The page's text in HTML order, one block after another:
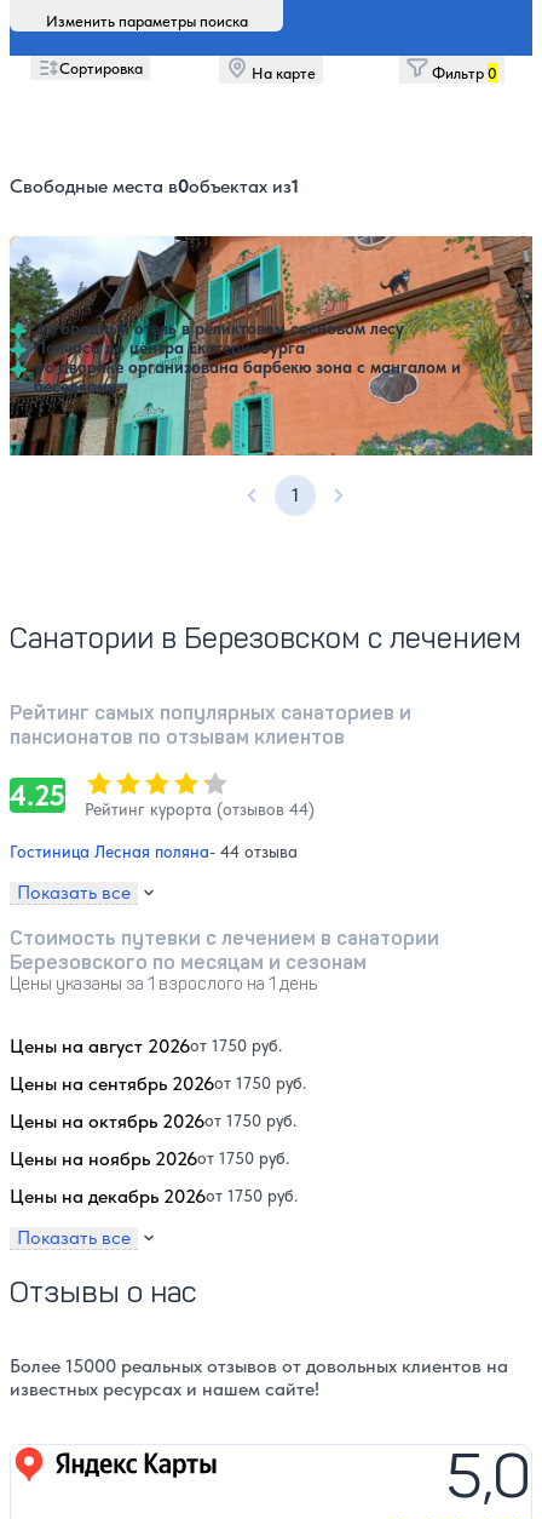
Изменить параметры поиска
Сортировка На карте Фильтр0
Свободные места в0объектах из1
Гостиница Лесная поляна
4.344 отзыва
Березовский
Загородный отель в реликтовом сосновом лесу
Полчаса до центра Екатеринбурга
Во дворике организована барбекю зона с мангалом и
беседками
Нет цен или свободных мест на выбранные даты
Выбрать другой вариант
Предыдущая страница
1 Следующая страница
Санатории в Березовском с лечением
Рейтинг самых популярных санаториев и
пансионатов по отзывам клиентов
4.25 Оценка, количество звезд:
Рейтинг курорта (отзывов 44)
Гостиница Лесная поляна- 44 отзыва
Показать все
Стоимость путевки с лечением в санатории
Березовского по месяцам и сезонам
Цены указаны за 1 взрослого на 1 день
Цены на август 2026от 1750 руб.
Цены на сентябрь 2026от 1750 руб.
Цены на октябрь 2026от 1750 руб.
Цены на ноябрь 2026от 1750 руб.
Цены на декабрь 2026от 1750 руб.
Показать все
Отзывы о нас
Более 15000 реальных отзывов от довольных клиентов на
известных ресурсах и нашем сайте!
Яндекс карты 5,0